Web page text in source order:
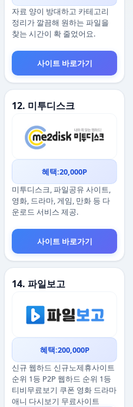
자료 양이 방대하고 카테고리
정리가 깔끔해 원하는 파일을
찾는 시간이 확 줄었어요.
사이트 바로가기
12. 미투디스크
혜택:20,000P
미투디스크, 파일공유 사이트,
영화, 드라마, 게임, 만화 등 다
운로드 서비스 제공.
사이트 바로가기
14. 파일보고
혜택:200,000P
신규 웹하드 신규노제휴사이트
순위 1등 P2P 웹하드 순위 1등
티비무료보기 쿠폰 영화 드라마
애니 다시보기 무료사이트